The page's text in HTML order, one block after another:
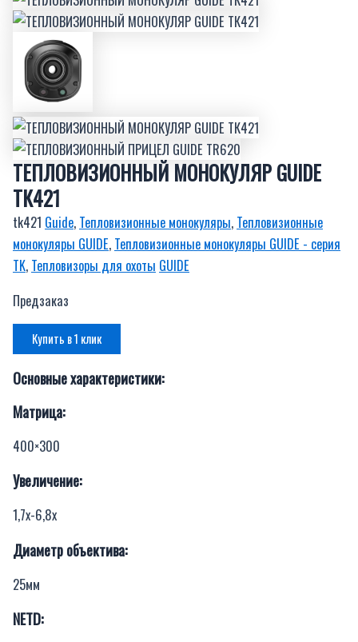
ТЕПЛОВИЗИОННЫЙ МОНОКУЛЯР GUIDE
ТК421
tk421 Guide, Тепловизионные монокуляры, Тепловизионные
монокуляры GUIDE, Тепловизионные монокуляры GUIDE - серия
TK, Тепловизоры для охоты GUIDE
Предзаказ
Купить в 1 клик
Основные характеристики:
Матрица:
400×300
Увеличение:
1,7х-6,8х
Диаметр объектива:
25мм
NETD: